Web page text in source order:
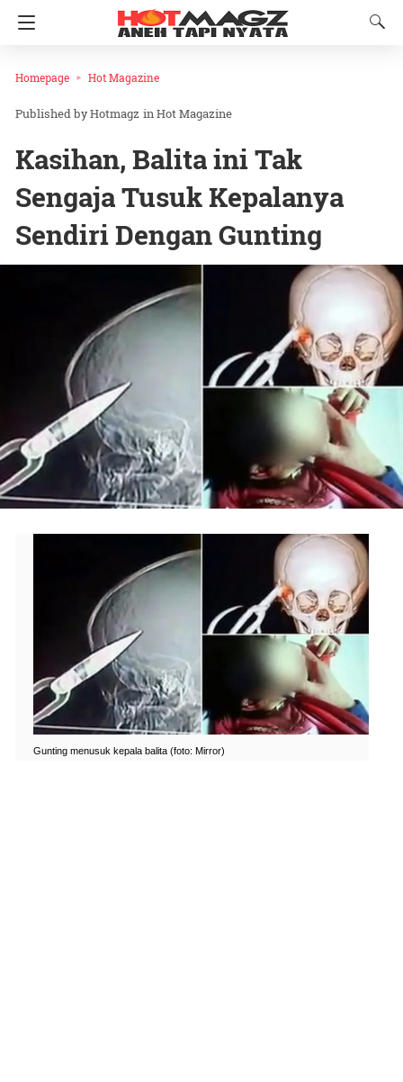
Homepage Hot Magazine
Hotmagz inHot Magazine
Kasihan, Balita ini Tak
Sengaja Tusuk Kepalanya
Sendiri Dengan Gunting
Gunting menusuk kepala balita (foto: Mirror)